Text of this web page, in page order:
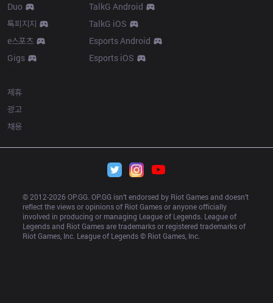
Duo
톡피지지
e스포츠
Gigs
TalkG Android
TalkG iOS
Esports Android
Esports iOS
제휴
광고
채용
© 2012-2026 OP.GG. OP.GG isn’t endorsed by Riot Games and doesn’t
reflect the views or opinions of Riot Games or anyone officially
involved in producing or managing League of Legends. League of
Legends and Riot Games are trademarks or registered trademarks of
Riot Games, Inc. League of Legends © Riot Games, Inc.